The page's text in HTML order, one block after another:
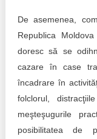
De asemenea,
Republica
doresc să se
cazare în case
încadrare în
folclorul,
meşteşugurile
posibilitatea de